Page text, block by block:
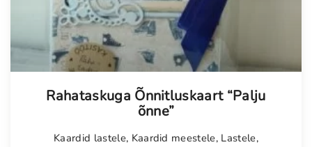
Rahataskuga Õnnitluskaart “Palju
õnne”
Kaardid lastele, Kaardid meestele, Lastele,